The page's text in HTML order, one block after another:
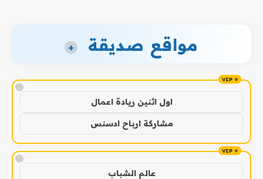
مواقع صديقة +
!
اول اثنين ريادة اعمال
مشاركة ارباح ادسنس
!
عالم الشباب